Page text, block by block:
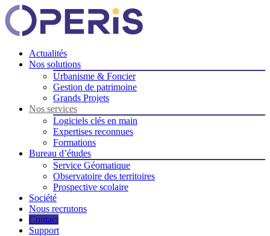
Actualités
Nos solutions
Urbanisme & Foncier
Gestion de patrimoine
Grands Projets
Nos services
Logiciels clés en main
Expertises reconnues
Formations
Bureau d’études
Service Géomatique
Observatoire des territoires
Prospective scolaire
Société
Nous recrutons
Contact
Support